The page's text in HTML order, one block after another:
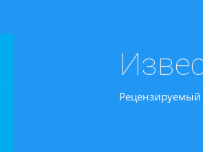
Рецензируемый